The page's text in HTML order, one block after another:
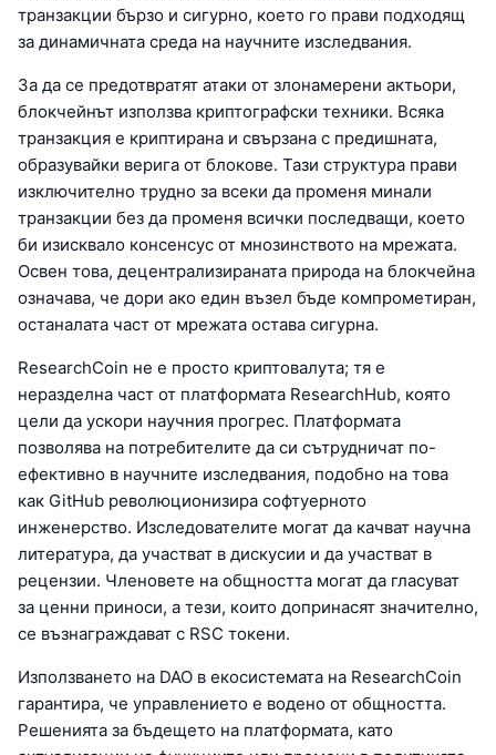
транзакции бързо и сигурно, което го прави подходящ
за динамичната среда на научните изследвания.
За да се предотвратят атаки от злонамерени актьори,
блокчейнът използва криптографски техники. Всяка
транзакция е криптирана и свързана с предишната,
образувайки верига от блокове. Тази структура прави
изключително трудно за всеки да променя минали
транзакции без да променя всички последващи, което
би изисквало консенсус от мнозинството на мрежата.
Освен това, децентрализираната природа на блокчейна
означава, че дори ако един възел бъде компрометиран,
останалата част от мрежата остава сигурна.
ResearchCoin не е просто криптовалута; тя е
неразделна част от платформата ResearchHub, която
цели да ускори научния прогрес. Платформата
позволява на потребителите да си сътрудничат по-
ефективно в научните изследвания, подобно на това
как GitHub революционизира софтуерното
инженерство. Изследователите могат да качват научна
литература, да участват в дискусии и да участват в
рецензии. Членовете на общността могат да гласуват
за ценни приноси, а тези, които допринасят значително,
се възнаграждават с RSC токени.
Използването на DAO в екосистемата на ResearchCoin
гарантира, че управлението е водено от общността.
Решенията за бъдещето на платформата, като